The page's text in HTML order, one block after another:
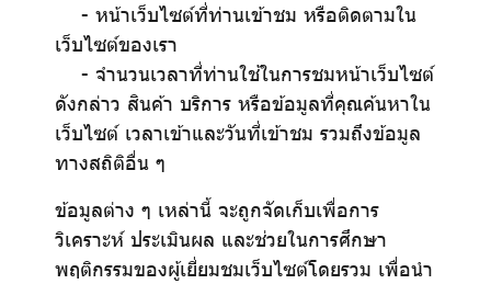
- หน้าเว็บไซต์ที่ท่านเข้าชม หรือติดตามใน
เว็บไซต์ของเรา
- จำนวนเวลาที่ท่านใช้ในการชมหน้าเว็บไซต์
ดังกล่าว สินค้า บริการ หรือข้อมูลที่คุณค้นหาใน
เว็บไซต์ เวลาเข้าและวันที่เข้าชม รวมถึงข้อมูล
ทางสถิติอื่น ๆ
ข้อมูลต่าง ๆ เหล่านี้ จะถูกจัดเก็บเพื่อการ
วิเคราะห์ ประเมินผล และช่วยในการศึกษา
พฤติกรรมของผู้เยี่ยมชมเว็บไซต์โดยรวม เพื่อนำ